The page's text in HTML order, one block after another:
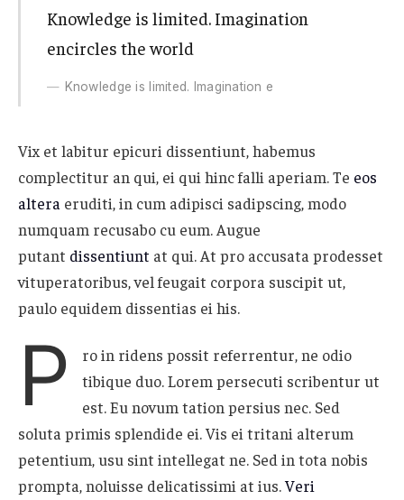
Knowledge is limited. Imagination
encircles the world
Knowledge is limited. Imagination e
Vix et labitur epicuri dissentiunt, habemus
complectitur an qui, ei qui hinc falli aperiam. Te eos
altera eruditi, in cum adipisci sadipscing, modo
numquam recusabo cu eum. Augue
putant dissentiunt at qui. At pro accusata prodesset
vituperatoribus, vel feugait corpora suscipit ut,
paulo equidem dissentias ei his.
P
ro in ridens possit referrentur, ne odio
tibique duo. Lorem persecuti scribentur ut
est. Eu novum tation persius nec. Sed
soluta primis splendide ei. Vis ei tritani alterum
petentium, usu sint intellegat ne. Sed in tota nobis
prompta, noluisse delicatissimi at ius.Veri